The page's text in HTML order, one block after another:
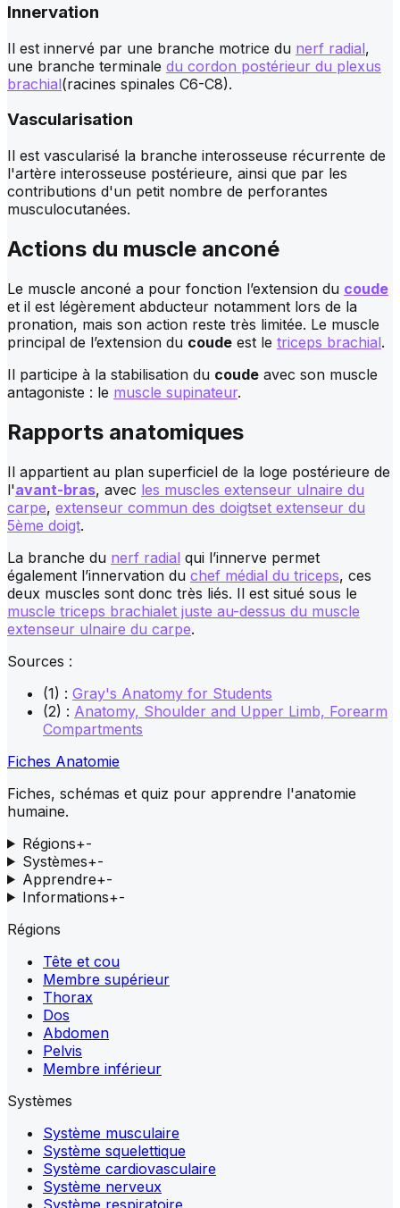
Innervation
Il est innervé par une branche motrice du nerf radial,
une branche terminale du cordon postérieur du plexus
brachial(racines spinales C6-C8).
Vascularisation
Il est vascularisé la branche interosseuse récurrente de
l'artère interosseuse postérieure, ainsi que par les
contributions d'un petit nombre de perforantes
musculocutanées.
Actions du muscle anconé
Le muscle anconé a pour fonction l’extension du coude
et il est légèrement abducteur notamment lors de la
pronation, mais son action reste très limitée. Le muscle
principal de l’extension du coude est le triceps brachial.
Il participe à la stabilisation du coude avec son muscle
antagoniste : le muscle supinateur.
Rapports anatomiques
Il appartient au plan superficiel de la loge postérieure de
l'avant-bras, avec les muscles extenseur ulnaire du
carpe, extenseur commun des doigtset extenseur du
5ème doigt.
La branche du nerf radial qui l’innerve permet
également l’innervation du chef médial du triceps, ces
deux muscles sont donc très liés. Il est situé sous le
muscle triceps brachialet juste au-dessus du muscle
extenseur ulnaire du carpe.
Sources :
(1) : Gray's Anatomy for Students
(2) : Anatomy, Shoulder and Upper Limb, Forearm
Compartments
Fiches Anatomie
Fiches, schémas et quiz pour apprendre l'anatomie
humaine.
Régions+-
Systèmes+-
Apprendre+-
Informations+-
Régions
Tête et cou
Membre supérieur
Thorax
Dos
Abdomen
Pelvis
Membre inférieur
Systèmes
Système musculaire
Système squelettique
Système cardiovasculaire
Système nerveux
Système respiratoire